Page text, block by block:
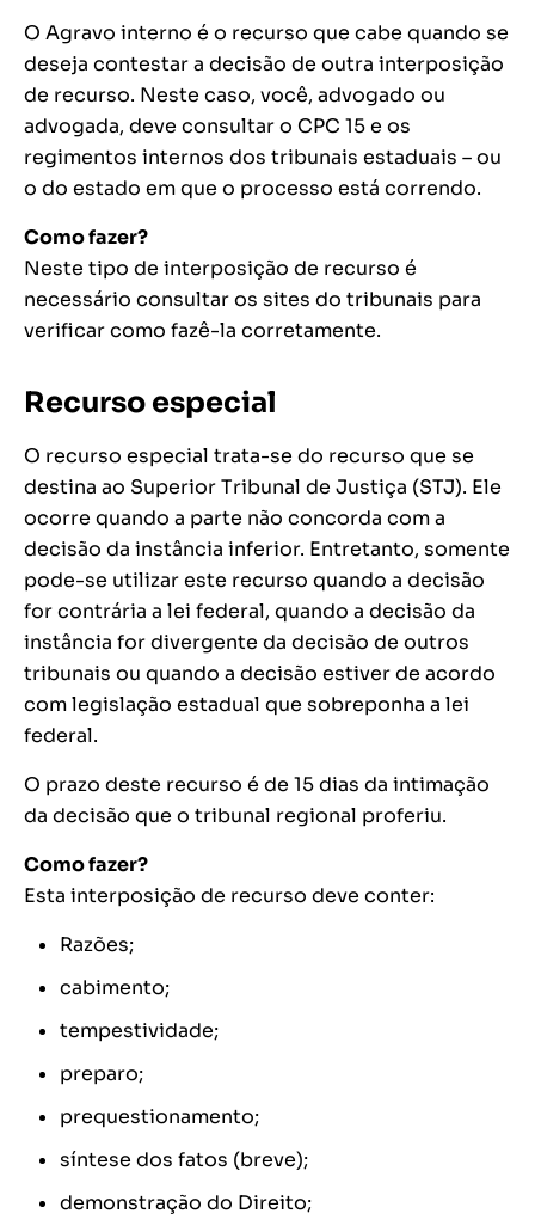
O Agravo interno é o recurso que cabe quando se
deseja contestar a decisão de outra interposição
de recurso. Neste caso, você, advogado ou
advogada, deve consultar o CPC 15 e os
regimentos internos dos tribunais estaduais – ou
o do estado em que o processo está correndo.
Como fazer?
Neste tipo de interposição de recurso é
necessário consultar os sites do tribunais para
verificar como fazê-la corretamente.
Recurso especial
O recurso especial trata-se do recurso que se
destina ao Superior Tribunal de Justiça (STJ). Ele
ocorre quando a parte não concorda com a
decisão da instância inferior. Entretanto, somente
pode-se utilizar este recurso quando a decisão
for contrária a lei federal, quando a decisão da
instância for divergente da decisão de outros
tribunais ou quando a decisão estiver de acordo
com legislação estadual que sobreponha a lei
federal.
O prazo deste recurso é de 15 dias da intimação
da decisão que o tribunal regional proferiu.
Como fazer?
Esta interposição de recurso deve conter:
Razões;
cabimento;
tempestividade;
preparo;
prequestionamento;
síntese dos fatos (breve);
demonstração do Direito;